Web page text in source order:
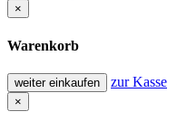
×
Warenkorb
weiter einkaufen zur Kasse
×